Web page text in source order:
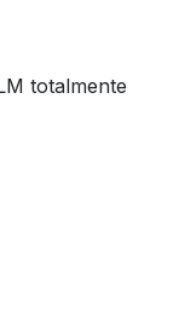
totalmente